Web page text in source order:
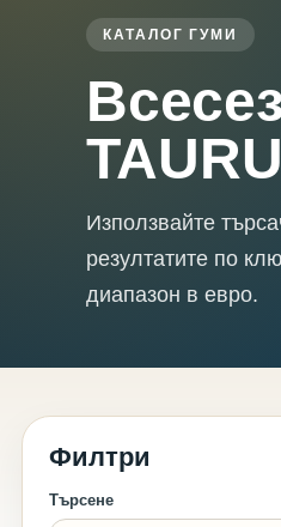
КАТАЛОГ ГУМИ
Използвайте
резултатите по
диапазон в евро.
Филтри
Търсене